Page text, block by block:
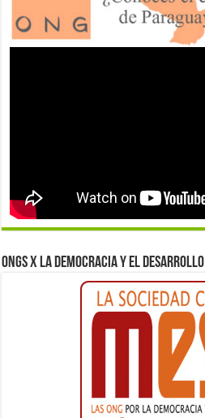
ONGs x la democracia y el desarrollo